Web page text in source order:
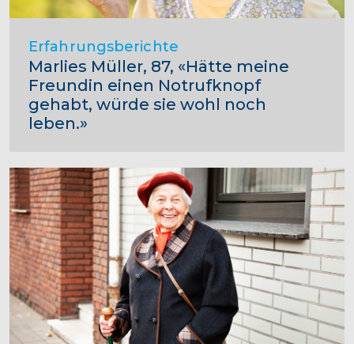
Erfahrungsberichte
Marlies Müller, 87, «Hätte meine
Freundin einen Notrufknopf
gehabt, würde sie wohl noch
leben.»